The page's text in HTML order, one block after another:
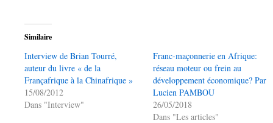
Similaire
Interview de Brian Tourré,
auteur du livre « de la
Françafrique à la Chinafrique »
15/08/2012
Dans "Interview"
Franc-maçonnerie en Afrique:
réseau moteur ou frein au
développement économique? Par
Lucien PAMBOU
26/05/2018
Dans "Les articles"